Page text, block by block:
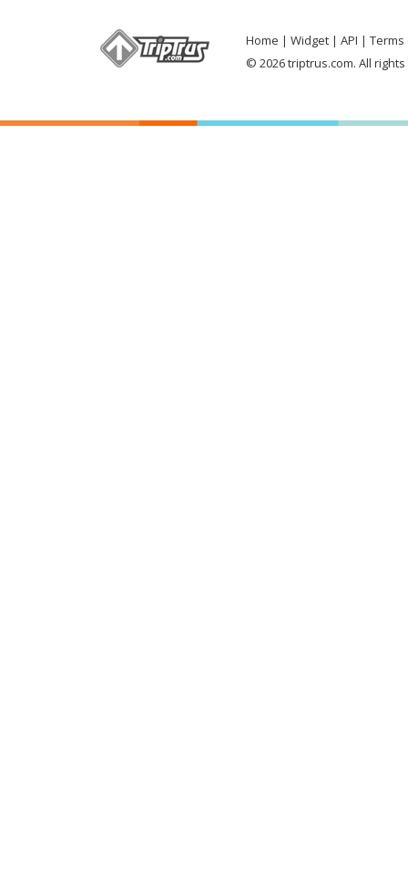
Home Widget API
Terms
© 2026 triptrus.com. All